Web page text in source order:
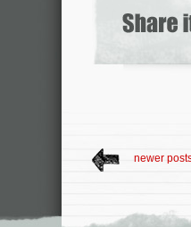
newer